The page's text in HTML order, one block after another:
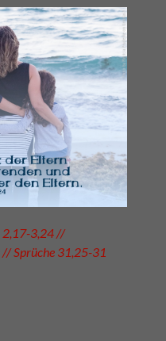
2,17-3,24 //
Sprüche 31,25-31